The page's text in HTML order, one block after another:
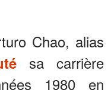
Chao, alias
sa carrière
1980 en